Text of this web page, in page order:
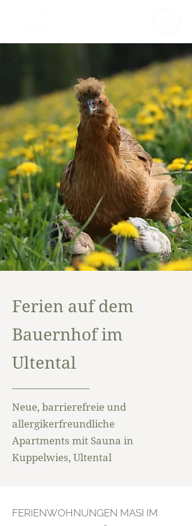
Ferien auf dem
Bauernhof im
Ultental
Neue, barrierefreie und
allergikerfreundliche
Apartments mit Sauna in
Kuppelwies, Ultental
FERIENWOHNUNGEN MASI IM